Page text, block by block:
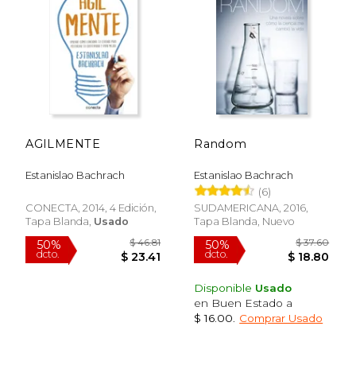
dcto. dcto.
AGILMENTE
Estanislao Bachrach
CONECTA, 2014, 4 Edición,
Tapa Blanda, Usado
Random
Estanislao Bachrach
(6)
SUDAMERICANA, 2016,
Tapa Blanda, Nuevo
Disponible Usado
en Buen Estado a
$ 16.00
Comprar Usado